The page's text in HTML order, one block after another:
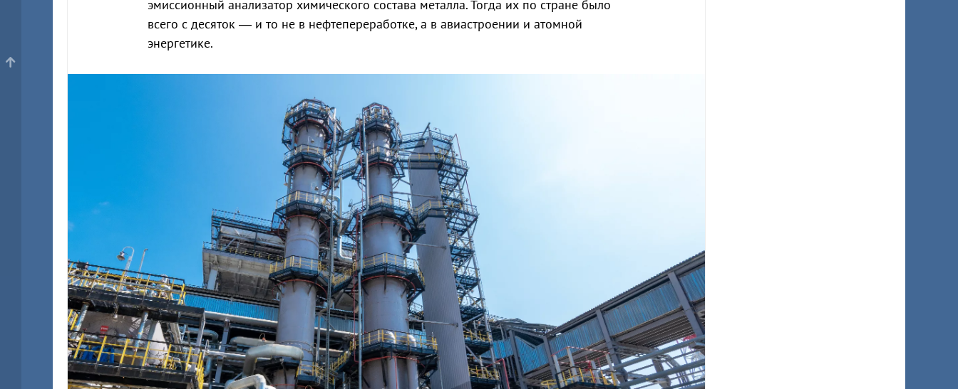
эмиссионный анализатор химического состава металла. Тогда их по стране было
всего с десяток — и то не в нефтепереработке, а в авиастроении и атомной
энергетике.